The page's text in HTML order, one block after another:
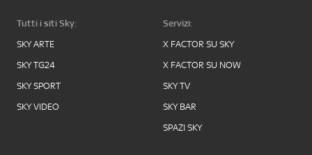
Tutti i siti Sky:
SKY ARTE
SKY TG24
SKY SPORT
SKY VIDEO
Servizi:
X FACTOR SU SKY
X FACTOR SU NOW
SKY TV
SKY BAR
SPAZI SKY